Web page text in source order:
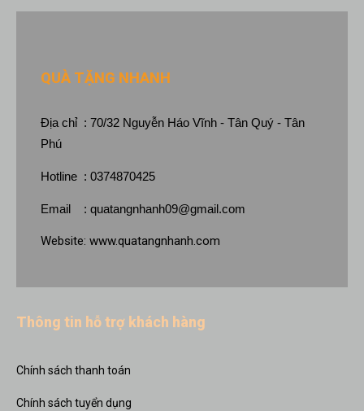
QUÀ TẶNG NHANH
Địa chỉ : 70/32 Nguyễn Háo Vĩnh - Tân Quý - Tân
Phú
Hotline : 0374870425
Email : quatangnhanh09@gmail.com
Website: www.quatangnhanh.com
Thông tin hỗ trợ khách hàng
Chính sách thanh toán
Chính sách tuyển dụng